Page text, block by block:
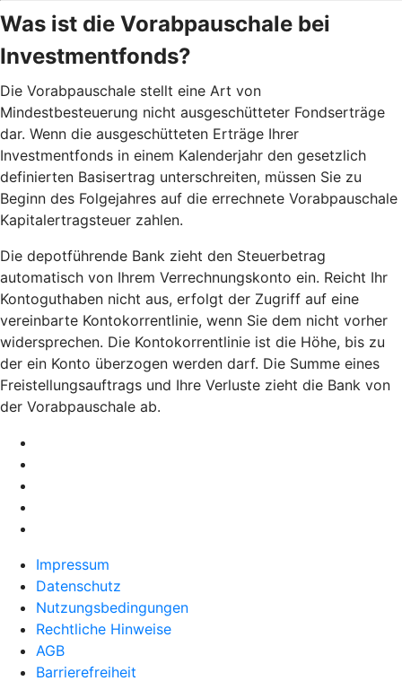
Was ist die Vorabpauschale bei
Investmentfonds?
Die Vorabpauschale stellt eine Art von
Mindestbesteuerung nicht ausgeschütteter Fondserträge
dar. Wenn die ausgeschütteten Erträge Ihrer
Investmentfonds in einem Kalenderjahr den gesetzlich
definierten Basisertrag unterschreiten, müssen Sie zu
Beginn des Folgejahres auf die errechnete Vorabpauschale
Kapitalertragsteuer zahlen.
Die depotführende Bank zieht den Steuerbetrag
automatisch von Ihrem Verrechnungskonto ein. Reicht Ihr
Kontoguthaben nicht aus, erfolgt der Zugriff auf eine
vereinbarte Kontokorrentlinie, wenn Sie dem nicht vorher
widersprechen. Die Kontokorrentlinie ist die Höhe, bis zu
der ein Konto überzogen werden darf. Die Summe eines
Freistellungsauftrags und Ihre Verluste zieht die Bank von
der Vorabpauschale ab.
Impressum
Datenschutz
Nutzungsbedingungen
Rechtliche Hinweise
AGB
Barrierefreiheit